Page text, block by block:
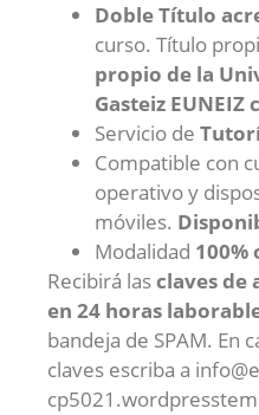
Doble Título
curso. Título
propio de la
Gasteiz EUNEIZ
Servicio de
Compatible con
operativo y
móviles.
Modalidad 100%
Recibirá lasclaves de
en 24 horas
bandeja de SPAM. En
claves escriba a